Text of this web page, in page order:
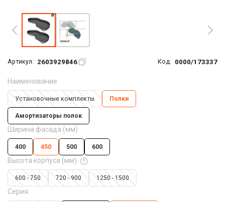
Артикул: 2603929846 Код: 0000/173337
Наименование
Установочные комплекты Полки
Амортизаторы полок
Ширина фасада (мм)
400 450 500 600
Высота корпуса (мм)
600 - 750 720 - 900 1250 - 1500
Серия